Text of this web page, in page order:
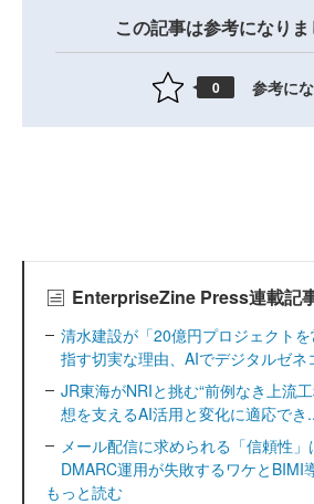
この記事は参考になりま
0 参考に
EnterpriseZine Press連載記
清水建設が「20億円プロジェクト
指す切実な理由、AIでデジタルゼネ
JR東海がNRIと挑む“前例なき上流
想を支えるAI活用と変化に適応でき
メール配信に求められる「信頼性
DMARC運用が失敗するワケとBIMI
もっと読む